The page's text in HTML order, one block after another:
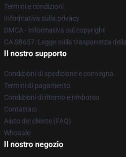
Termini e condizioni
Informativa sulla privacy
DMCA - Informativa sul copyright
CA SB657: Legge sulla trasparenza
Il nostro supporto
Condizioni di spedizione e consegna
Termini di pagamento
Condizioni di ritorno e rimborso
Contattaci
Aiuto del cliente (FAQ)
Whosale
Il nostro negozio